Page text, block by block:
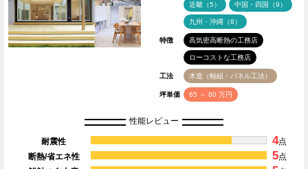
近畿（5） 中国・四国（9）
九州・沖縄（8）
特徴 高気密高断熱の工務店
ローコストな工務店
工法 木造（軸組・パネル工法）
坪単価 65 ～ 80 万円
性能レビュー
耐震性 4点
断熱/省エネ性
5点